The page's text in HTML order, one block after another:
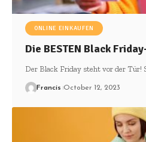
ONLINE EINKAUFEN
Die BESTEN Black
Der Black Friday steht vor der Tür!
Francis October 12, 2023